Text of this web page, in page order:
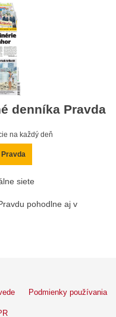
denníka Pravda
na každý deň
siete
pohodlne aj v
Podmienky používania